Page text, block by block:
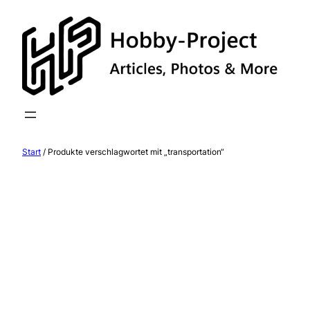
Inhalt
springen
Start / Produkte verschlagwortet mit „transportation“